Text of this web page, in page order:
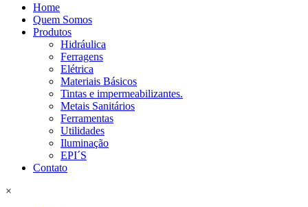
Home
Quem Somos
Produtos
Hidráulica
Ferragens
Elétrica
Materiais Básicos
Tintas e impermeabilizantes.
Metais Sanitários
Ferramentas
Utilidades
Iluminação
EPI´S
Contato
×